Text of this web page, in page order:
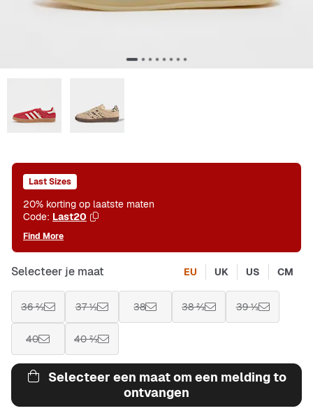
Last Sizes
20% korting op laatste maten
Code: Last20
Find More
Selecteer je maat EU UK US CM
36 ⅔ 37 ⅓ 38 38 ⅔ 39 ⅓
40 40 ⅔
Selecteer een maat om een melding to
ontvangen